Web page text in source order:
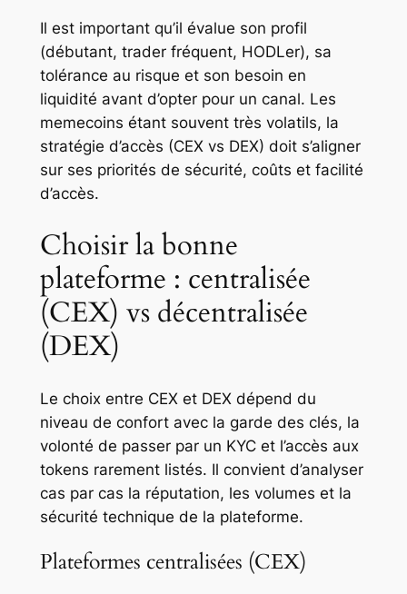
Il est important qu’il évalue son profil
(débutant, trader fréquent, HODLer), sa
tolérance au risque et son besoin en
liquidité avant d’opter pour un canal. Les
memecoins étant souvent très volatils, la
stratégie d’accès (CEX vs DEX) doit s’aligner
sur ses priorités de sécurité, coûts et facilité
d’accès.
Choisir la bonne
plateforme : centralisée
(CEX) vs décentralisée
(DEX)
Le choix entre CEX et DEX dépend du
niveau de confort avec la garde des clés, la
volonté de passer par un KYC et l’accès aux
tokens rarement listés. Il convient d’analyser
cas par cas la réputation, les volumes et la
sécurité technique de la plateforme.
Plateformes centralisées (CEX)